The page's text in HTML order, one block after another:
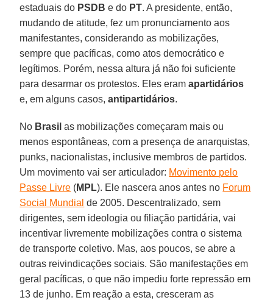
estaduais do PSDB e do PT. A presidente, então,
mudando de atitude, fez um pronunciamento aos
manifestantes, considerando as mobilizações,
sempre que pacíficas, como atos democrático e
legítimos. Porém, nessa altura já não foi suficiente
para desarmar os protestos. Eles eramapartidários
e, em alguns casos,antipartidários.
No Brasil as mobilizações começaram mais ou
menos espontâneas, com a presença de anarquistas,
punks, nacionalistas, inclusive membros de partidos.
Um movimento vai ser articulador: Movimento pelo
Passe Livre (MPL). Ele nascera anos antes no Forum
Social Mundial de 2005. Descentralizado, sem
dirigentes, sem ideologia ou filiação partidária, vai
incentivar livremente mobilizações contra o sistema
de transporte coletivo. Mas, aos poucos, se abre a
outras reivindicações sociais. São manifestações em
geral pacíficas, o que não impediu forte repressão em
13 de junho. Em reação a esta, cresceram as